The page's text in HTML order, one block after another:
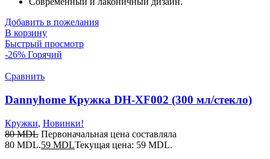
Добавить в пожелания
В корзину
Быстрый просмотр
-26% Горячий
Сравнить
Dannyhome Кружка DH-XF002 (300 мл/стекло)
Кружки, Новинки!
80MDL Первоначальная цена составляла
80 MDL.59 MDLТекущая цена: 59 MDL.